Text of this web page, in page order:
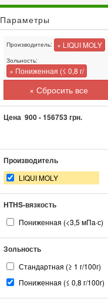
Параметры
Производитель: × LIQUI MOLY
Зольность:
× Пониженная (≤ 0,8 г/
× Сбросить все
Цена 900-156753грн.
Производитель
LIQUI MOLY
HTHS-вязкость
Пониженная (<3,5 мПа·с)
Зольность
Стандартная (≥ 1 г/100г)
Пониженная (≤ 0,8 г/100г)